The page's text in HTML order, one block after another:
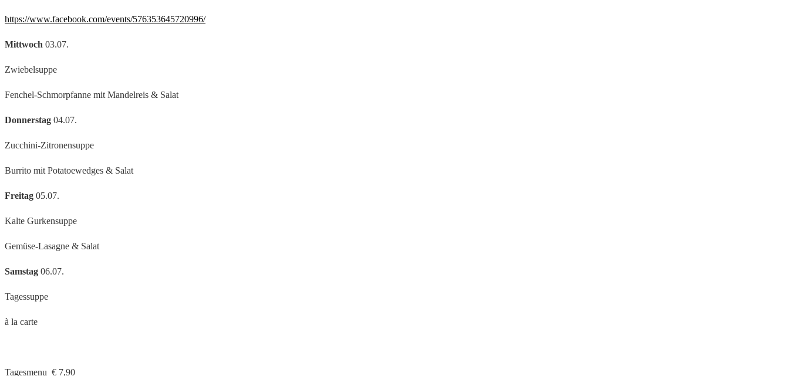
https://www.facebook.com/events/576353645720996/
Mittwoch 03.07.
Zwiebelsuppe
Fenchel-Schmorpfanne mit Mandelreis & Salat
Donnerstag 04.07.
Zucchini-Zitronensuppe
Burrito mit Potatoewedges & Salat
Freitag 05.07.
Kalte Gurkensuppe
Gemüse-Lasagne & Salat
Samstag 06.07.
Tagessuppe
à la carte
Tagesmenu € 7,90